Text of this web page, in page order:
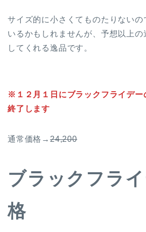
サイズ的に小さくてものたりないの
いるかもしれませんが、予想以上
してくれる逸品です。
※１２月１日にブラックフライデー
終了します
通常価格→ 24,200
ブラックフラ
格